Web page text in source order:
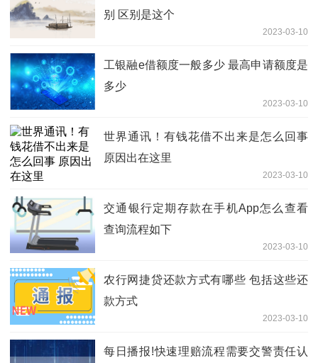
别 区别是这个
2023-03-10
工银融e借额度一般多少 最高申请额度是
多少
2023-03-10
世界通讯！有钱花借不出来是怎么回事
原因出在这里
2023-03-10
交通银行定期存款在手机App怎么查看
查询流程如下
2023-03-10
农行网捷贷还款方式有哪些 包括这些还
款方式
2023-03-10
每日播报!快速理赔流程需要交警责任认